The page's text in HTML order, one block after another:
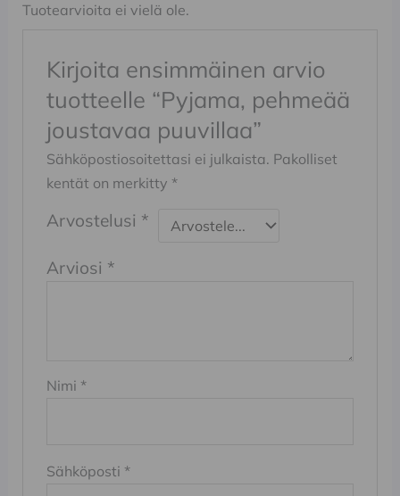
Tuotearvioita ei vielä ole.
Kirjoita ensimmäinen arvio
tuotteelle “Pyjama, pehmeää
joustavaa puuvillaa”
Sähköpostiosoitettasi ei julkaista. Pakolliset
kentät on merkitty *
Arvostelusi *
Arviosi *
Nimi *
Sähköposti *